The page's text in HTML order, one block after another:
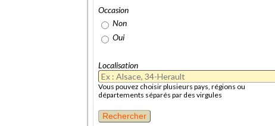
Occasion
Non
Oui
Localisation
Vous pouvez choisir plusieurs pays, régions ou
départements séparés par des virgules